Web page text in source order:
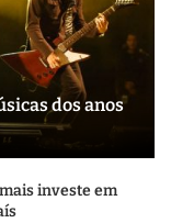
dos anos
investe em